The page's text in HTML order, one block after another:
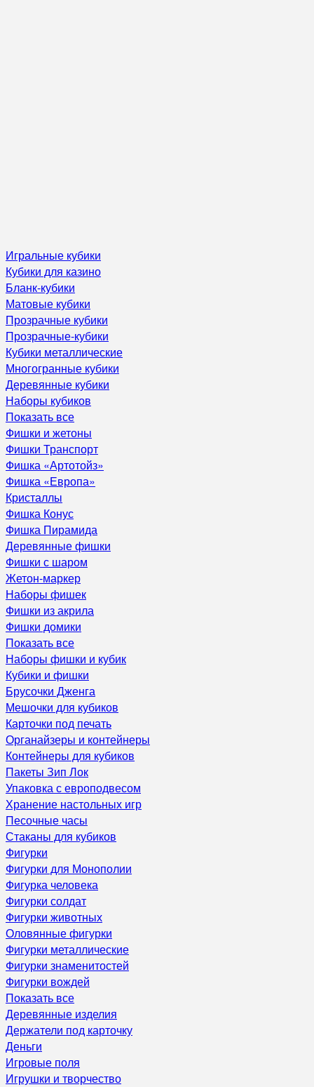
Игральные кубики
Кубики для казино
Бланк-кубики
Матовые кубики
Прозрачные кубики
Прозрачные-кубики
Кубики металлические
Многогранные кубики
Деревянные кубики
Наборы кубиков
Показать все
Фишки и жетоны
Фишки Транспорт
Фишка «Артотойз»
Фишка «Европа»
Кристаллы
Фишка Конус
Фишка Пирамида
Деревянные фишки
Фишки с шаром
Жетон-маркер
Наборы фишек
Фишки из акрила
Фишки домики
Показать все
Наборы фишки и кубик
Кубики и фишки
Брусочки Дженга
Мешочки для кубиков
Карточки под печать
Органайзеры и контейнеры
Контейнеры для кубиков
Пакеты Зип Лок
Упаковка с европодвесом
Хранение настольных игр
Песочные часы
Стаканы для кубиков
Фигурки
Фигурки для Монополии
Фигурка человека
Фигурки солдат
Фигурки животных
Оловянные фигурки
Фигурки металлические
Фигурки знаменитостей
Фигурки вождей
Показать все
Деревянные изделия
Держатели под карточку
Деньги
Игровые поля
Игрушки и творчество